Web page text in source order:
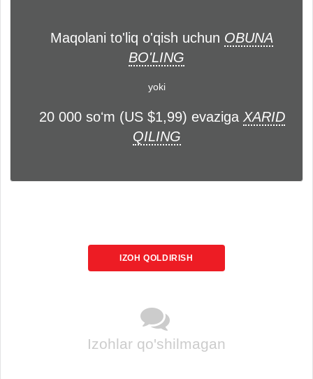
Maqolani to'liq o'qish uchun OBUNA
BO'LING
yoki
20 000 soʻm (US $1,99) evaziga XARID
QILING
IZOH QOLDIRISH
Izohlar qo'shilmagan